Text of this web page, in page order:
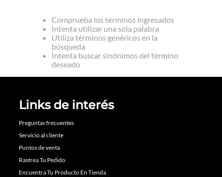
Comprueba los términos ingresados
Intenta utilizar una sola palabra
Utiliza términos genéricos en la
búsqueda
Intenta buscar sinónimos del término
deseado
Links de interés
Preguntas frecuentes
Servicio al cliente
Puntos de venta
Rastrea Tu Pedido
Encuentra Tu Producto En Tienda